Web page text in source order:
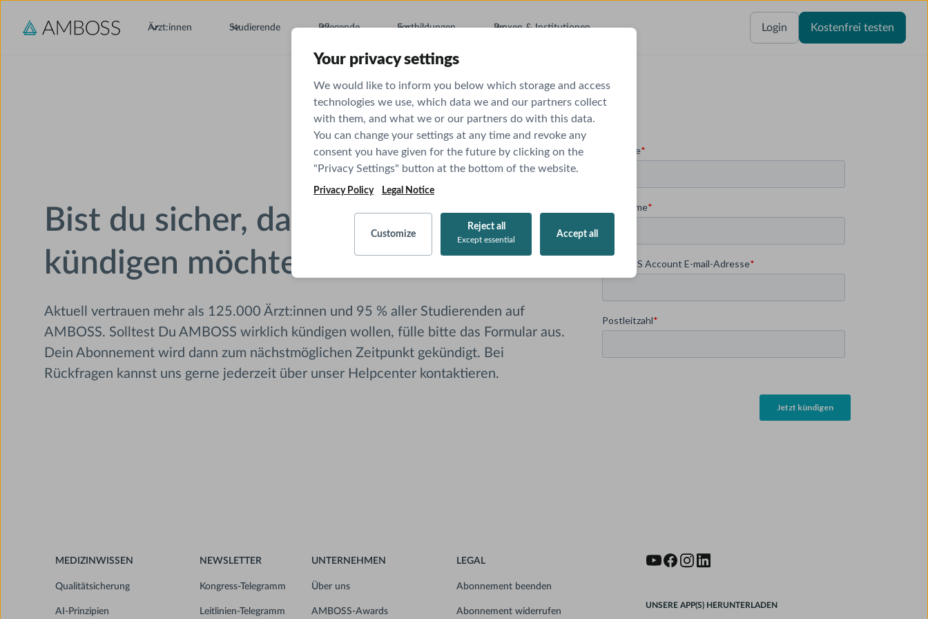
Your privacy settings
We would like to inform you below which storage and access
technologies we use, which data we and our partners collect
with them, and what we or our partners do with this data.
You can change your settings at any time and revoke any
consent you have given for the future by clicking on the
"Privacy Settings" button at the bottom of the website.
Privacy Policy Legal Notice
Customize
Reject all
Except essential
Accept all
Ärzt:innen Studierende Pflegende Fortbildungen Praxen & Institutionen Login Kostenfrei testen
Bist du sicher, dass du dein Abo
kündigen möchtest?
Aktuell vertrauen mehr als 125.000 Ärzt:innen und 95 % aller Studierenden auf
AMBOSS. Solltest Du AMBOSS wirklich kündigen wollen, fülle bitte das Formular aus.
Dein Abonnement wird dann zum nächstmöglichen Zeitpunkt gekündigt. Bei
Rückfragen kannst uns gerne jederzeit über unser Helpcenter kontaktieren.
MEDIZINWISSEN
Qualitätsicherung
AI-Prinzipien
NEWSLETTER
Kongress-Telegramm
Leitlinien-Telegramm
UNTERNEHMEN
Über uns
AMBOSS-Awards
LEGAL
Abonnement beenden
Abonnement widerrufen
UNSERE APP(S) HERUNTERLADEN